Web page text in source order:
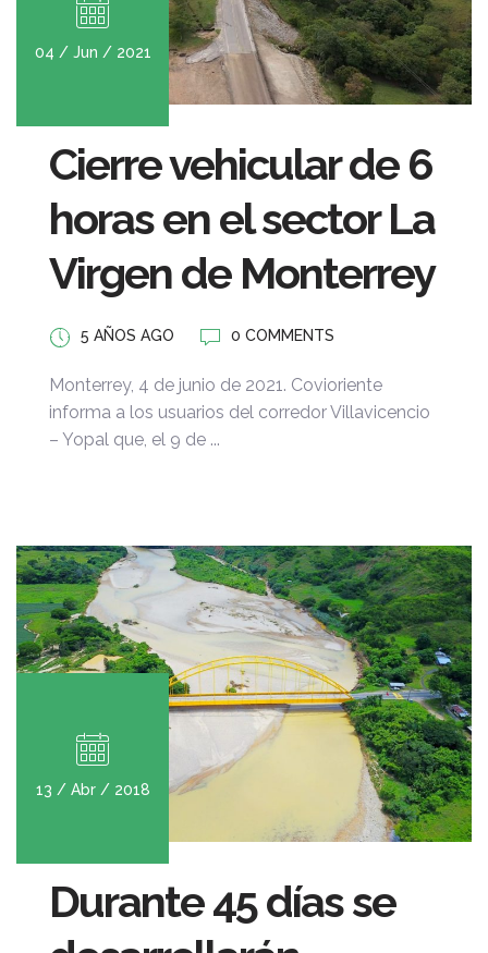
04 / Jun / 2021
Cierre vehicular de 6
horas en el sector La
Virgen de Monterrey
5 AÑOS AGO 0 COMMENTS
Monterrey, 4 de junio de 2021. Covioriente
informa a los usuarios del corredor Villavicencio
– Yopal que, el 9 de ...
13 / Abr / 2018
Durante 45 días se